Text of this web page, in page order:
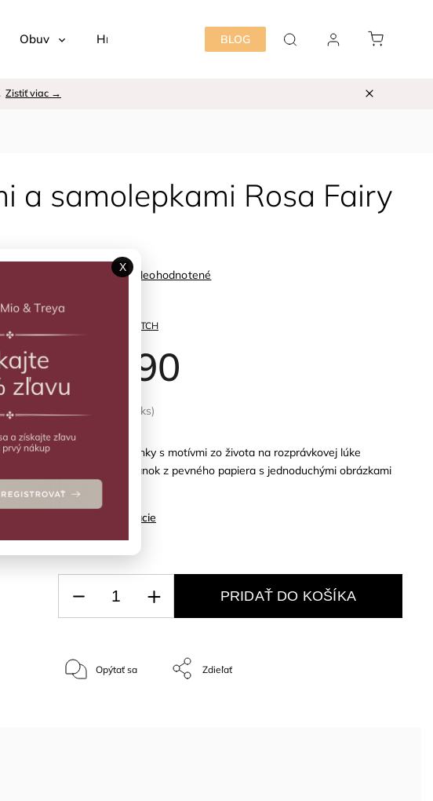
BLOG
Obuv Hračky Detská izba Starostlivosť
Zistiť viac →
a samolepkami Rosa Fairy
LITTLE DUTCH
Neohodnotené
€15,90
Krásne omaľovánky s motívmi zo života na rozprávkovej lúke
obsahujú 18 stránok z pevného papiera s jednoduchými obrázkami
na vyfarbovanie.
Detailné informácie
(2 ks)
PRIDAŤ DO KOŠÍKA
Opýtať sa Zdieľať
X